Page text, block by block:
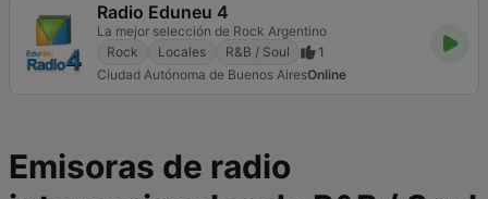
Radio Eduneu 4
La mejor selección de Rock Argentino
Rock
Locales R&B / Soul
1
Ciudad Autónoma de Buenos AiresOnline
Emisoras de radio